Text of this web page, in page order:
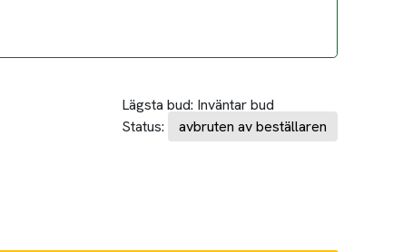
Lägsta bud: Inväntar bud
Status:
avbruten av beställaren